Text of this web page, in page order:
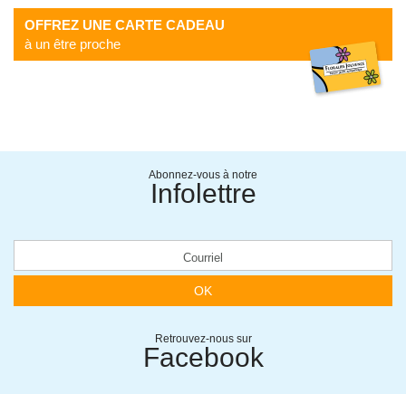
OFFREZ UNE CARTE CADEAU
à un être proche
Abonnez-vous à notre
Infolettre
OK
Retrouvez-nous sur
Facebook